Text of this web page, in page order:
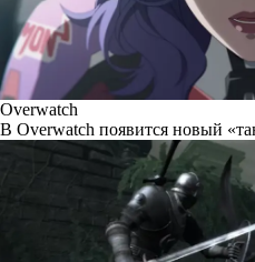
Overwatch
В Overwatch появится новый